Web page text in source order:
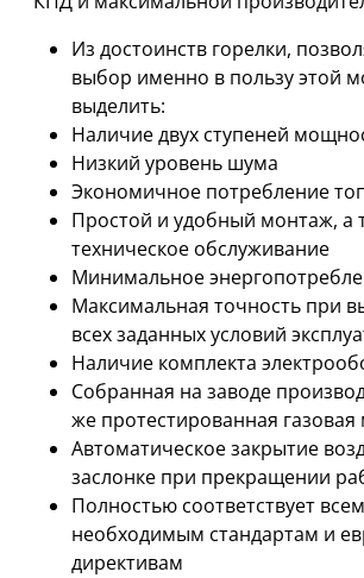
Из достоинств горелки,
выбор именно в пользу этой
выделить:
Наличие двух ступеней
Низкий уровень шума
Экономичное потребление
Простой и удобный монтаж, а
техническое обслуживание
Минимальное
Максимальная точность при
всех заданных условий
Наличие комплекта
Собранная на заводе
же протестированная газовая
Автоматическое закрытие
заслонке при прекращении
Полностью соответствует всем
необходимым стандартам и
директивам